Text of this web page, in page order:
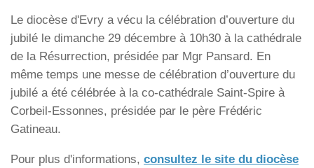
Le diocèse d'Evry a vécu la célébration d’ouverture du
jubilé le dimanche 29 décembre à 10h30 à la cathédrale
de la Résurrection, présidée par Mgr Pansard. En
même temps une messe de célébration d’ouverture du
jubilé a été célébrée à la co-cathédrale Saint-Spire à
Corbeil-Essonnes, présidée par le père Frédéric
Gatineau.
Pour plus d'informations, consultez le site du diocèse